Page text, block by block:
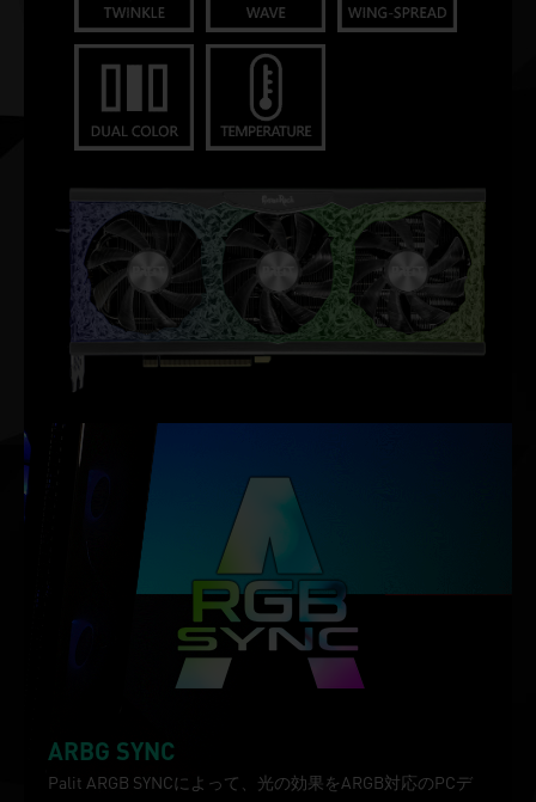
ARBG SYNC
Palit ARGB SYNCによって、光の効果をARGB対応のPCデ